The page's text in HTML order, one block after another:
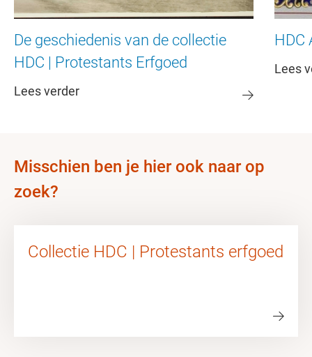
De geschiedenis van de collectie
HDC | Protestants Erfgoed
Lees verder
HDC
Lees
Misschien ben je hier ook naar op
zoek?
Collectie HDC | Protestants erfgoed